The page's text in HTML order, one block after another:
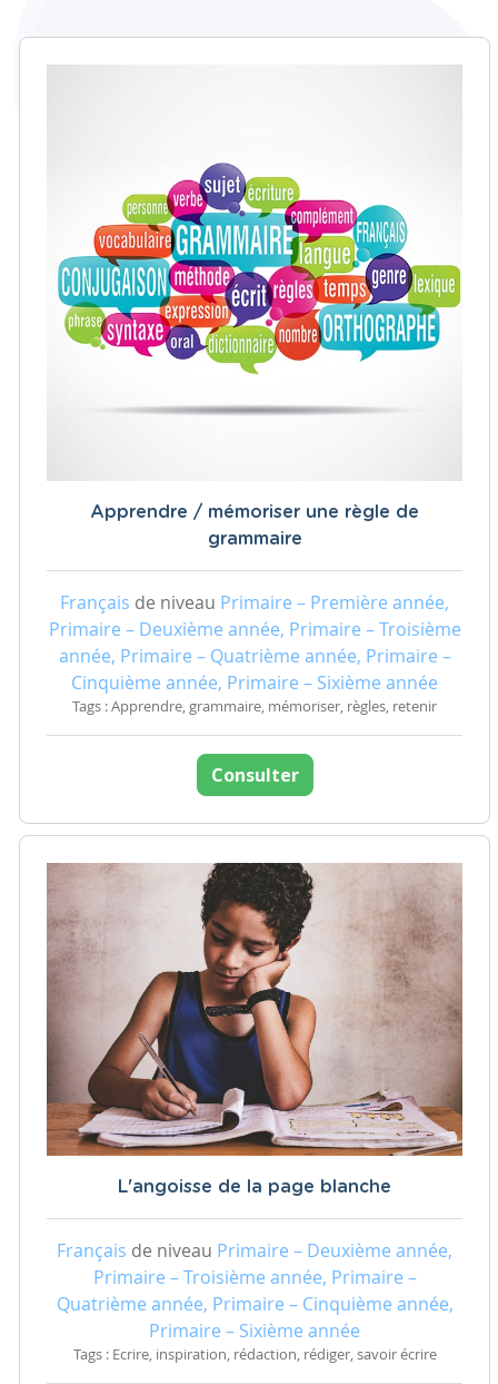
Apprendre / mémoriser une règle de
grammaire
Français de niveau Primaire – Première année,
Primaire – Deuxième année, Primaire – Troisième
année, Primaire – Quatrième année, Primaire –
Cinquième année, Primaire – Sixième année
Tags : Apprendre, grammaire, mémoriser, règles, retenir
Consulter
L'angoisse de la page blanche
Français de niveau Primaire – Deuxième année,
Primaire – Troisième année, Primaire –
Quatrième année, Primaire – Cinquième année,
Primaire – Sixième année
Tags : Ecrire, inspiration, rédaction, rédiger, savoir écrire